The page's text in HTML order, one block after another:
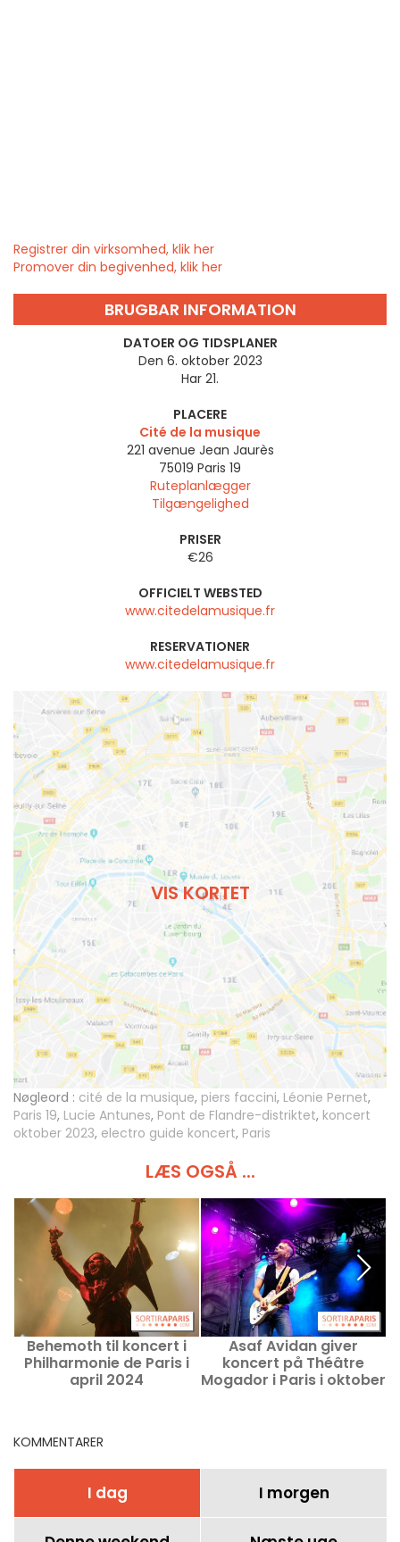
Registrer din virksomhed, klik her
Promover din begivenhed, klik her
BRUGBAR INFORMATION
DATOER OG TIDSPLANER
Den 6. oktober 2023
Har 21.
PLACERE
Cité de la musique
221 avenue Jean Jaurès
75019 Paris 19
Ruteplanlægger
Tilgængelighed
PRISER
€26
OFFICIELT WEBSTED
www.citedelamusique.fr
RESERVATIONER
www.citedelamusique.fr
VIS KORTET
Nøgleord : cité de la musique, piers faccini, Léonie Pernet,
Paris 19, Lucie Antunes, Pont de Flandre-distriktet, koncert
oktober 2023, electro guide koncert, Paris
LÆS OGSÅ ...
Behemoth til koncert i
Philharmonie de Paris i
april 2024
Asaf Avidan giver
koncert på Théâtre
Mogador i Paris i oktober
KOMMENTARER
I dag I morgen